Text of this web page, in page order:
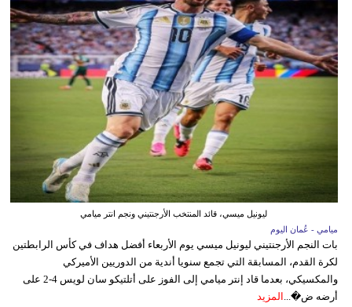
ليونيل ميسي، قائد المنتخب الأرجنتيني ونجم انتر ميامي
ميامي - عُمان اليوم
بات النجم الأرجنتيني ليونيل ميسي يوم الأربعاء أفضل هداف في كأس الرابطتين
لكرة القدم، المسابقة التي تجمع سنويا أندية من الدوريين الأميركي
والمكسيكي، بعدما قاد إنتر ميامي إلى الفوز على أتلتيكو سان لويس 4-2 على
أرضه ض�... المزيد